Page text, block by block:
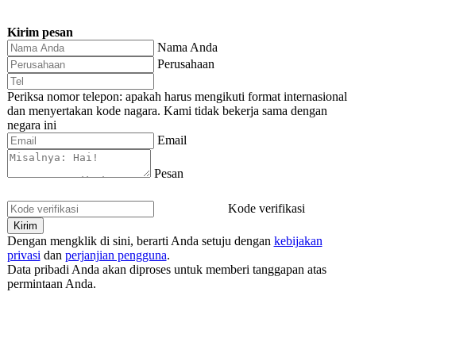
Kirim pesan
Nama Anda
Perusahaan
Periksa nomor telepon: apakah harus mengikuti format internasional
dan menyertakan kode nagara. Kami tidak bekerja sama dengan
negara ini
Email
Pesan
Kode verifikasi
Dengan mengklik di sini, berarti Anda setuju dengan kebijakan
privasi dan perjanjian pengguna.
Data pribadi Anda akan diproses untuk memberi tanggapan atas
permintaan Anda.